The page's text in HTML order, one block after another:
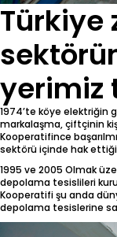
Türkiye
yerimiz
1974’te köye elektriğin
markalaşma, çiftçinin
Kooperatifince
sektörü içinde hak ettiği
1995 ve 2005 Olmak
depolama tesislileri
Kooperatifi şu anda
depolama tesislerine